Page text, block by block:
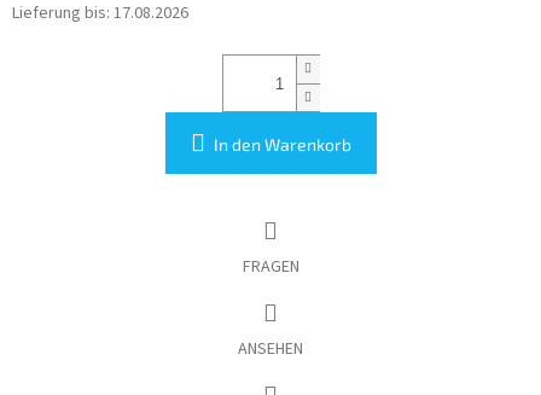
Lieferung bis: 17.08.2026
In den Warenkorb
FRAGEN
ANSEHEN